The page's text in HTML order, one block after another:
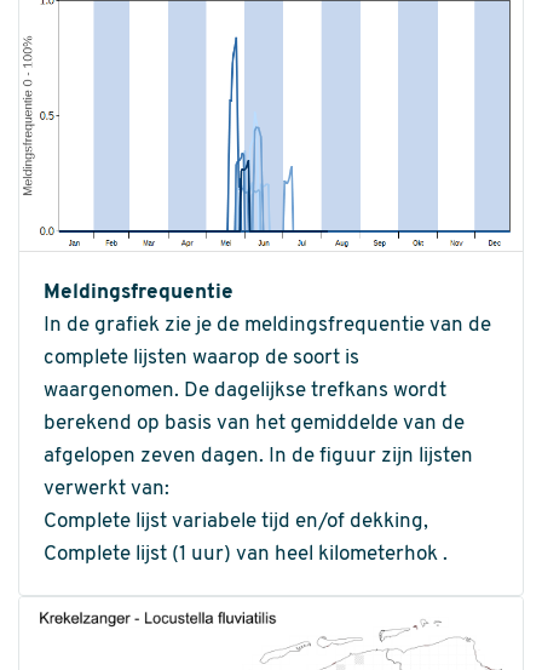
Meldingsfrequentie
In de grafiek zie je de meldingsfrequentie van de
complete lijsten waarop de soort is
waargenomen. De dagelijkse trefkans wordt
berekend op basis van het gemiddelde van de
afgelopen zeven dagen. In de figuur zijn lijsten
verwerkt van:
Complete lijst variabele tijd en/of dekking,
Complete lijst (1 uur) van heel kilometerhok .